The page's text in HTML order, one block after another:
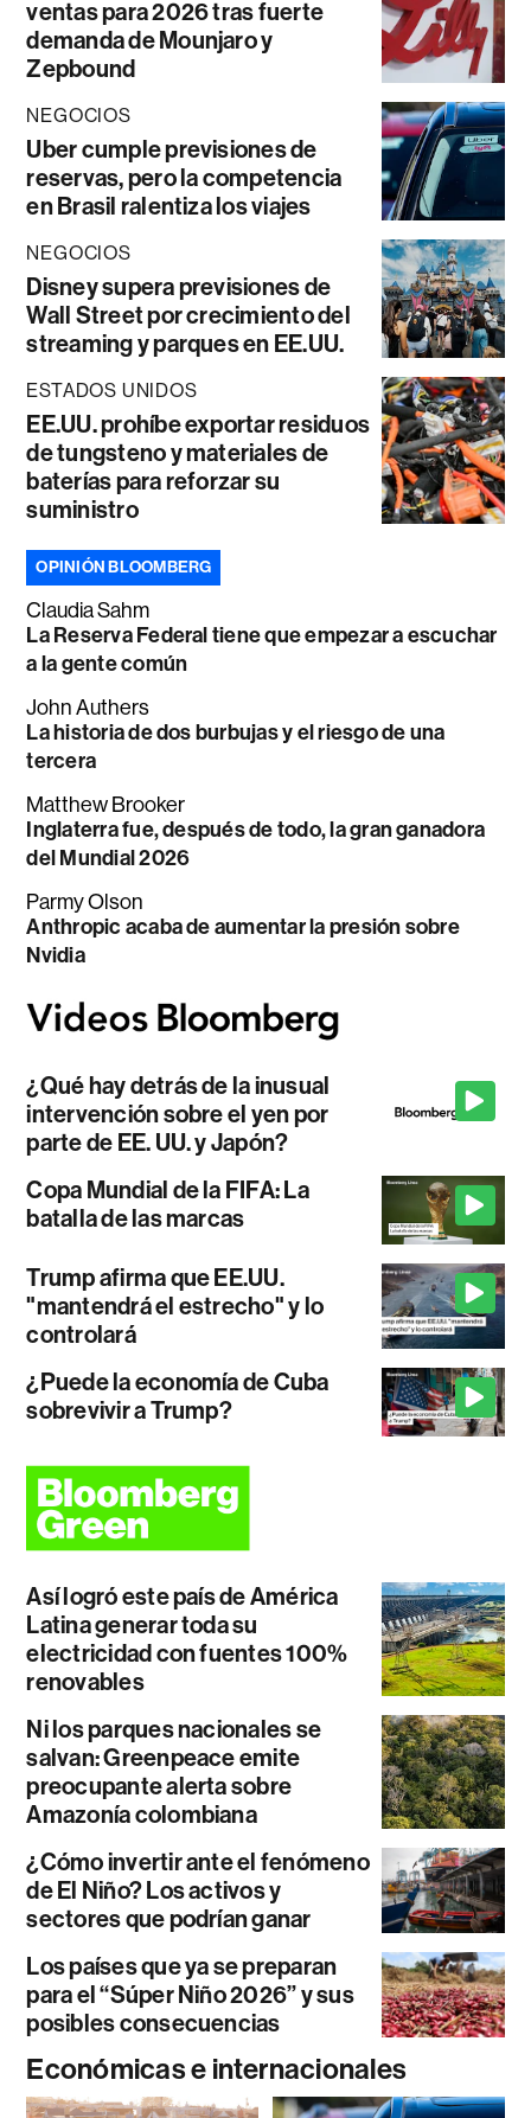
ventas para 2026 tras fuerte
demanda de Mounjaro y
Zepbound
NEGOCIOS
Uber cumple previsiones de
reservas, pero la competencia
en Brasil ralentiza los viajes
NEGOCIOS
Disney supera previsiones de
Wall Street por crecimiento del
streaming y parques en EE.UU.
ESTADOS UNIDOS
EE.UU. prohíbe exportar residuos
de tungsteno y materiales de
baterías para reforzar su
suministro
OPINIÓN BLOOMBERG
Claudia Sahm
La Reserva Federal tiene que empezar a escuchar
a la gente común
John Authers
La historia de dos burbujas y el riesgo de una
tercera
Matthew Brooker
Inglaterra fue, después de todo, la gran ganadora
del Mundial 2026
Parmy Olson
Anthropic acaba de aumentar la presión sobre
Nvidia
¿Qué hay detrás de la inusual
intervención sobre el yen por
parte de EE. UU. y Japón?
Copa Mundial de la FIFA: La
batalla de las marcas
Trump afirma que EE.UU.
"mantendrá el estrecho" y lo
controlará
¿Puede la economía de Cuba
sobrevivir a Trump?
Así logró este país de América
Latina generar toda su
electricidad con fuentes 100%
renovables
Ni los parques nacionales se
salvan: Greenpeace emite
preocupante alerta sobre
Amazonía colombiana
¿Cómo invertir ante el fenómeno
de El Niño? Los activos y
sectores que podrían ganar
Los países que ya se preparan
para el “Súper Niño 2026” y sus
posibles consecuencias
Económicas e internacionales